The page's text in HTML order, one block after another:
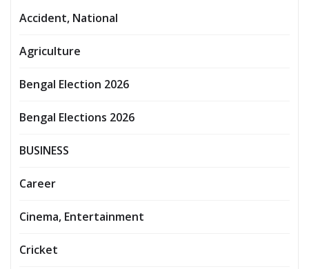
Accident, National
Agriculture
Bengal Election 2026
Bengal Elections 2026
BUSINESS
Career
Cinema, Entertainment
Cricket